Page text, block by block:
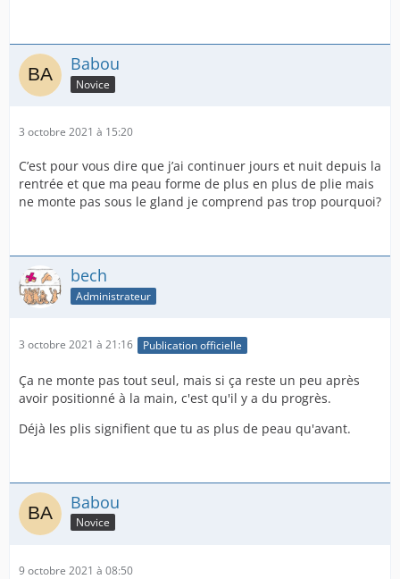
Babou
Novice
3 octobre 2021 à 15:20
C’est pour vous dire que j’ai continuer jours et nuit depuis la
rentrée et que ma peau forme de plus en plus de plie mais
ne monte pas sous le gland je comprend pas trop pourquoi?
bech
Administrateur
3 octobre 2021 à 21:16 Publication officielle
Ça ne monte pas tout seul, mais si ça reste un peu après
avoir positionné à la main, c'est qu'il y a du progrès.
Déjà les plis signifient que tu as plus de peau qu'avant.
Babou
Novice
9 octobre 2021 à 08:50